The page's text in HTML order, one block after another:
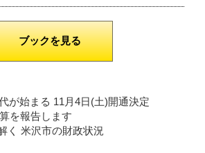
ブックを見る
が始まる 11月4日(土)開通決定
を報告します
く 米沢市の財政状況